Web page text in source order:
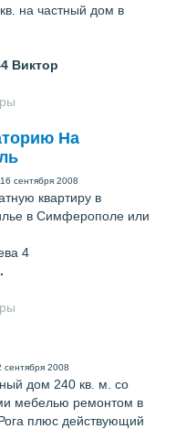
на частный дом в
Виктор
На
16 сентября 2008
квартиру в
в Симферополе или
4
сентября 2008
дом 240 кв. м. со
мебелью ремонтом в
плюс действующий